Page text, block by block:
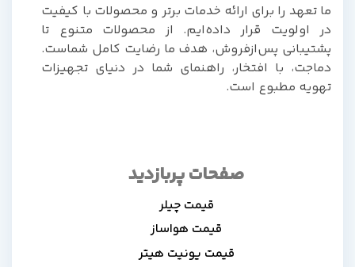
ما تعهد را برای ارائه خدمات برتر و محصولات با کیفیت
در اولویت قرار داده‌ایم. از محصولات متنوع تا
پشتیبانی پس‌از‌فروش، هدف ما رضایت کامل شماست.
دماجت، با افتخار، راهنمای شما در دنیای تجهیزات
تهویه مطبوع است.
صفحات پربازدید
قیمت چیلر
قیمت هواساز
قیمت یونیت هیتر